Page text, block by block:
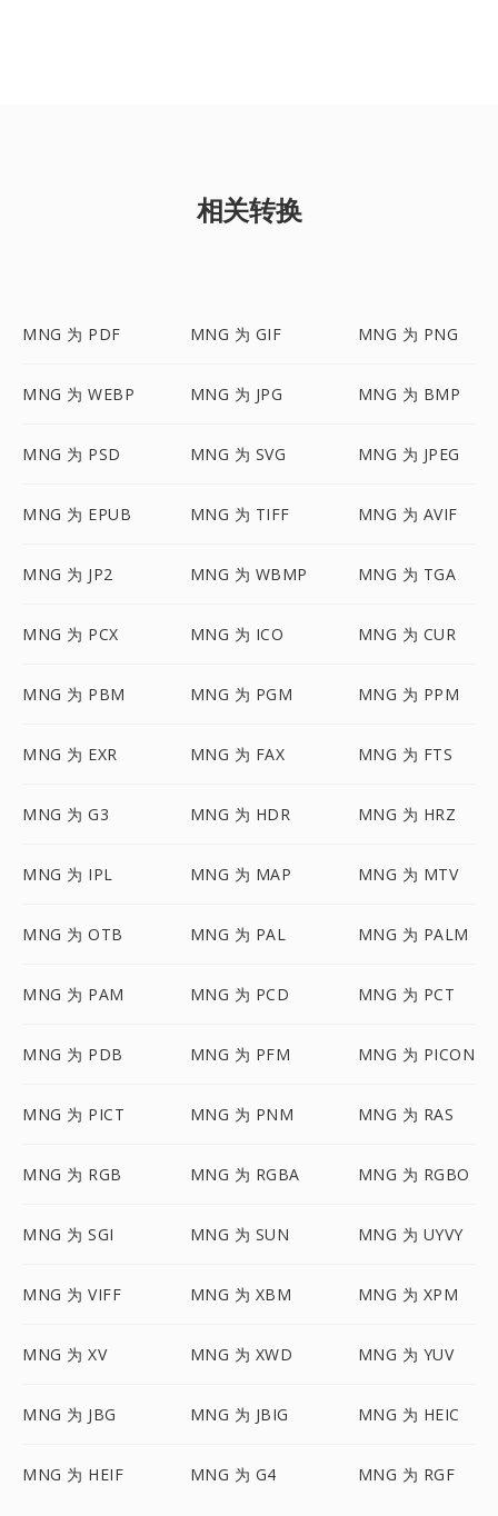
相关转换
MNG 为 PDF MNG 为 GIF MNG 为 PNG
MNG 为 WEBP MNG 为 JPG MNG 为 BMP
MNG 为 PSD MNG 为 SVG MNG 为 JPEG
MNG 为 EPUB MNG 为 TIFF MNG 为 AVIF
MNG 为 JP2 MNG 为 WBMP MNG 为 TGA
MNG 为 PCX MNG 为 ICO MNG 为 CUR
MNG 为 PBM MNG 为 PGM MNG 为 PPM
MNG 为 EXR MNG 为 FAX MNG 为 FTS
MNG 为 G3 MNG 为 HDR MNG 为 HRZ
MNG 为 IPL MNG 为 MAP MNG 为 MTV
MNG 为 OTB MNG 为 PAL MNG 为 PALM
MNG 为 PAM MNG 为 PCD MNG 为 PCT
MNG 为 PDB MNG 为 PFM MNG 为 PICON
MNG 为 PICT MNG 为 PNM MNG 为 RAS
MNG 为 RGB MNG 为 RGBA MNG 为 RGBO
MNG 为 SGI MNG 为 SUN MNG 为 UYVY
MNG 为 VIFF MNG 为 XBM MNG 为 XPM
MNG 为 XV MNG 为 XWD MNG 为 YUV
MNG 为 JBG MNG 为 JBIG MNG 为 HEIC
MNG 为 HEIF MNG 为 G4 MNG 为 RGF